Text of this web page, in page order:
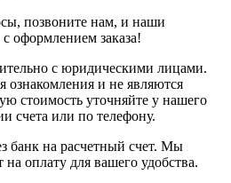
позвоните нам, и наши
оформлением заказа!
с юридическими лицами.
ознакомления и не являются
стоимость уточняйте у нашего
счета или по телефону.
банк на расчетный счет. Мы
оплату для вашего удобства.